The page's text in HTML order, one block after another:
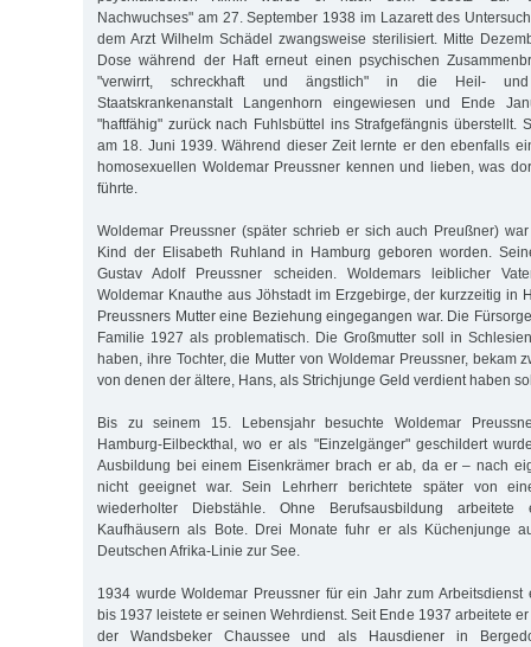
Nachwuchses" am 27. September 1938 im Lazarett des
dem Arzt Wilhelm Schädel zwangsweise sterilisiert. Mitte
Dose während der Haft erneut einen psychischen
"verwirrt, schreckhaft und ängstlich" in die Heil- und
Staatskrankenanstalt Langenhorn eingewiesen und Ende
"haftfähig" zurück nach Fuhlsbüttel ins Strafgefängnis überstellt.
am 18. Juni 1939. Während dieser Zeit lernte er den ebenfalls
homosexuellen Woldemar Preussner kennen und lieben, was
führte.
Woldemar Preussner (später schrieb er sich auch Preußner)
Kind der Elisabeth Ruhland in Hamburg geboren worden.
Gustav Adolf Preussner scheiden. Woldemars leiblicher
Woldemar Knauthe aus Jöhstadt im Erzgebirge, der kurzzeitig in
Preussners Mutter eine Beziehung eingegangen war. Die
Familie 1927 als problematisch. Die Großmutter soll in
haben, ihre Tochter, die Mutter von Woldemar Preussner, bekam
von denen der ältere, Hans, als Strichjunge Geld verdient haben
Bis zu seinem 15. Lebensjahr besuchte Woldemar
Hamburg-Eilbeckthal, wo er als "Einzelgänger" geschildert
Ausbildung bei einem Eisenkrämer brach er ab, da er – nach
nicht geeignet war. Sein Lehrherr berichtete später von
wiederholter Diebstähle. Ohne Berufsausbildung
Kaufhäusern als Bote. Drei Monate fuhr er als Küchenjunge
Deutschen Afrika-Linie zur See.
1934 wurde Woldemar Preussner für ein Jahr zum Arbeitsdienst
bis 1937 leistete er seinen Wehrdienst. Seit Ende 1937 arbeitete
der Wandsbeker Chaussee und als Hausdiener in